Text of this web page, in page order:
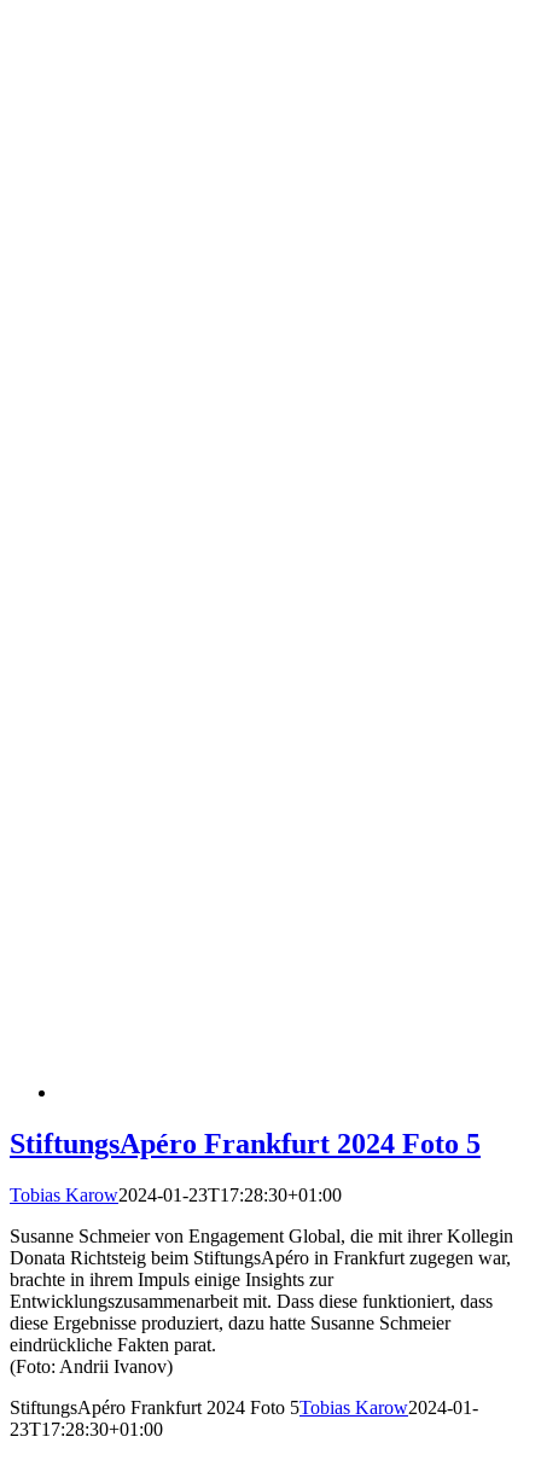
StiftungsApéro Frankfurt 2024 Foto 5
Tobias Karow2024-01-23T17:28:30+01:00
Susanne Schmeier von Engagement Global, die mit ihrer Kollegin
Donata Richtsteig beim StiftungsApéro in Frankfurt zugegen war,
brachte in ihrem Impuls einige Insights zur
Entwicklungszusammenarbeit mit. Dass diese funktioniert, dass
diese Ergebnisse produziert, dazu hatte Susanne Schmeier
eindrückliche Fakten parat.
(Foto: Andrii Ivanov)
StiftungsApéro Frankfurt 2024 Foto 5Tobias Karow2024-01-
23T17:28:30+01:00